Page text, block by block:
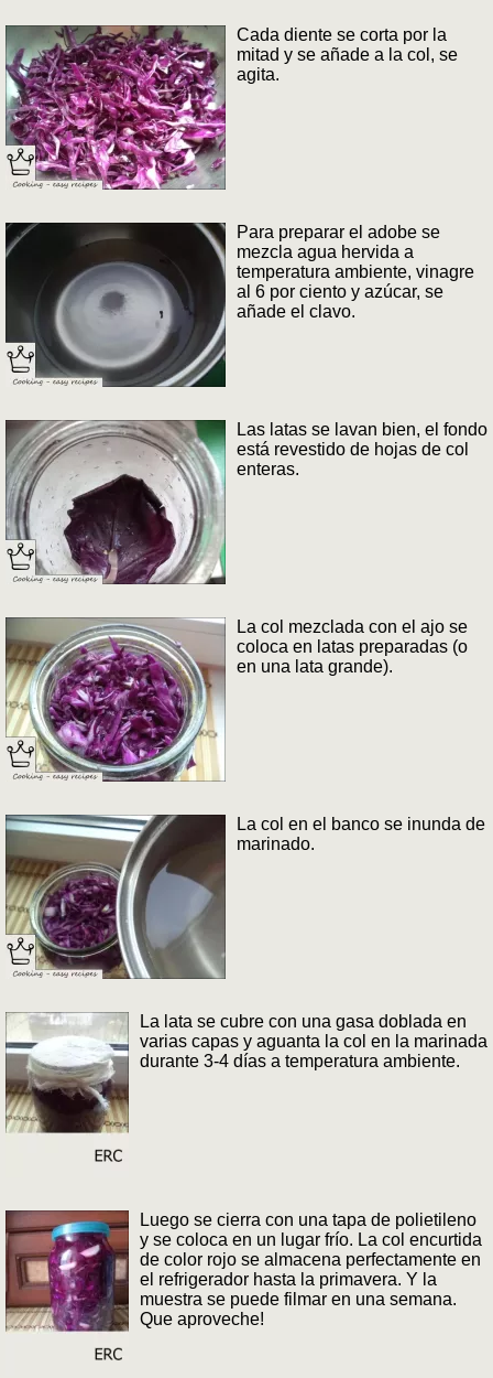
Cada diente se corta por la
mitad y se añade a la col, se
agita.
Para preparar el adobe se
mezcla agua hervida a
temperatura ambiente, vinagre
al 6 por ciento y azúcar, se
añade el clavo.
Las latas se lavan bien, el fondo
está revestido de hojas de col
enteras.
La col mezclada con el ajo se
coloca en latas preparadas (o
en una lata grande).
La col en el banco se inunda de
marinado.
La lata se cubre con una gasa doblada en
varias capas y aguanta la col en la marinada
durante 3-4 días a temperatura ambiente.
Luego se cierra con una tapa de polietileno
y se coloca en un lugar frío. La col encurtida
de color rojo se almacena perfectamente en
el refrigerador hasta la primavera. Y la
muestra se puede filmar en una semana.
Que aproveche!